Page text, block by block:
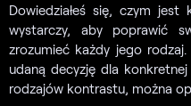
Dowiedziałeś się, czym
wystarczy, aby poprawić
zrozumieć każdy jego
udaną decyzję dla
rodzajów kontrastu, można